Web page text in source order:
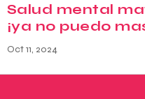
Salud mental
¡ya no puedo
Oct 11, 2024